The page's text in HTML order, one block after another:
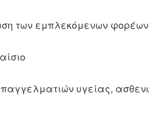
των εμπλεκόμενων φορέων
υγείας,